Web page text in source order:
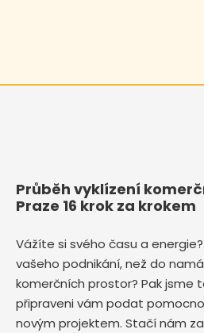
Průběh vyklízení
Praze 16 krok za krokem
Vážíte si svého času a
vašeho podnikání, než do
komerčních prostor? Pak jsme
připraveni vám podat
novým projektem. Stačí nám